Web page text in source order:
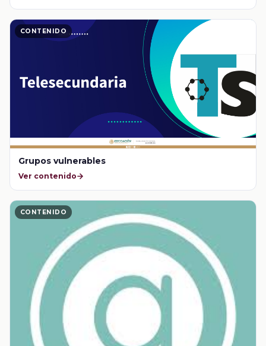
CONTENIDO
Grupos vulnerables
Ver contenido
CONTENIDO